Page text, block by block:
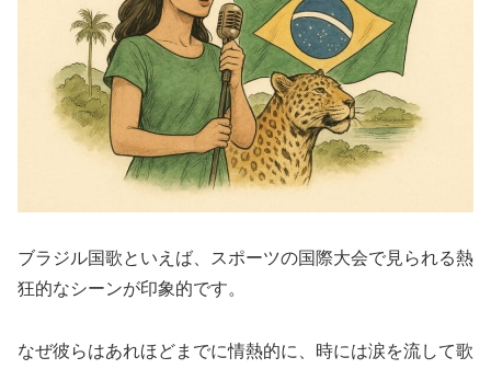
ブラジル国歌といえば、スポーツの国際大会で見られる熱
狂的なシーンが印象的です。
なぜ彼らはあれほどまでに情熱的に、時には涙を流して歌